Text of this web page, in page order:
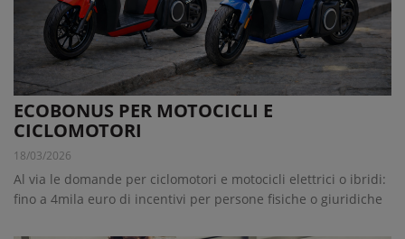
ECOBONUS PER MOTOCICLI E
CICLOMOTORI
18/03/2026
Al via le domande per ciclomotori e motocicli elettrici o ibridi:
fino a 4mila euro di incentivi per persone fisiche o giuridiche